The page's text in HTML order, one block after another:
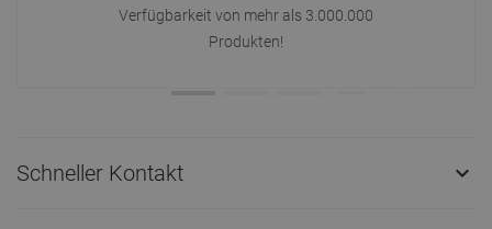
Verfügbarkeit von mehr als 3.000.000
Produkten!
Schneller Kontakt 